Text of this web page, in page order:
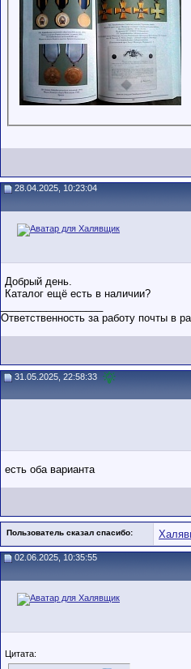
28.04.2025, 10:23:04
Добрый день.
Каталог ещё есть в наличии?
Ответственность за работу почты в
31.05.2025, 22:58:33
есть оба варианта
Пользователь сказал cпасибо:
02.06.2025, 10:35:55
Цитата: